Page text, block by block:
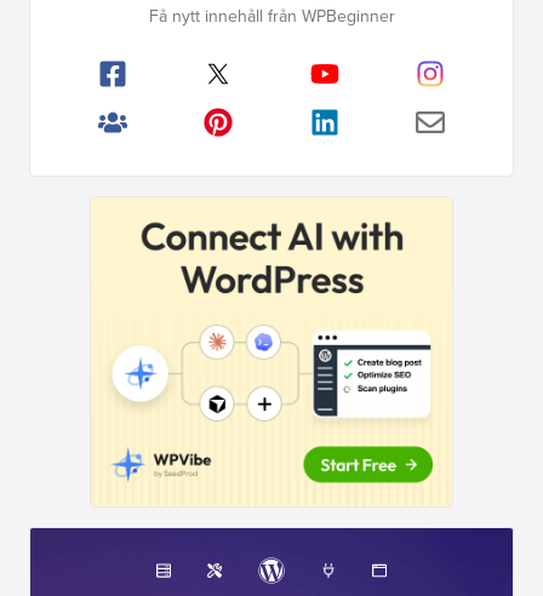
Få nytt innehåll från WPBeginner